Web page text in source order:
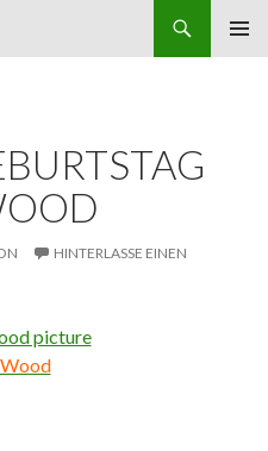
HINTERLASSE EINEN